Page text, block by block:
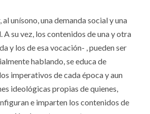
al unísono, una demanda social y una
A su vez, los contenidos de una y otra
y los de esa vocación- , pueden ser
hablando, se educa de
imperativos de cada época y aun
ideológicas propias de quienes,
e imparten los contenidos de